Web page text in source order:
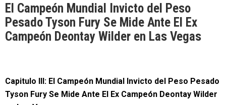
El Campeón Mundial Invicto del Peso
Pesado Tyson Fury Se Mide Ante El Ex
Campeón Deontay Wilder en Las Vegas
Capitulo III: El Campeón Mundial Invicto del Peso Pesado
Tyson Fury Se Mide Ante El Ex Campeón Deontay Wilder